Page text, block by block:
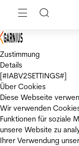
Zustimmung
Details
[#IABV2SETTINGS#]
Über Cookies
Diese Webseite
Wir verwenden
Funktionen für soziale
unsere Website zu
Ihrer Verwendung